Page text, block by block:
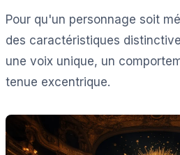
Pour qu'un personnage soit
des caractéristiques
une voix unique, un
tenue excentrique.